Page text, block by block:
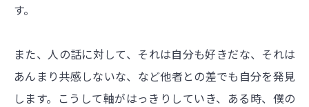
す。
また、人の話に対して、それは自分も好きだな、それは
あんまり共感しないな、など他者との差でも自分を発見
します。こうして軸がはっきりしていき、ある時、僕の